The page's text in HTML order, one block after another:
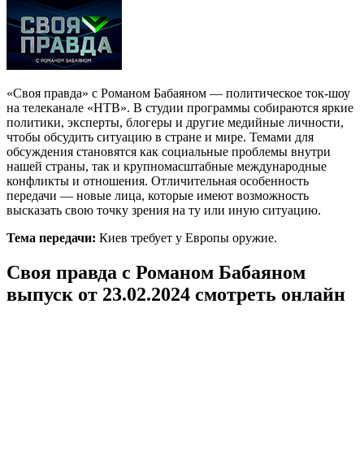
«Своя правда» с Романом Бабаяном — политическое ток-шоу
на телеканале «НТВ». В студии программы собираются яркие
политики, эксперты, блогеры и другие медийные личности,
чтобы обсудить ситуацию в стране и мире. Темами для
обсуждения становятся как социальные проблемы внутри
нашей страны, так и крупномасштабные международные
конфликты и отношения. Отличительная особенность
передачи — новые лица, которые имеют возможность
высказать свою точку зрения на ту или иную ситуацию.
Тема передачи: Киев требует у Европы оружие.
Своя правда с Романом Бабаяном
выпуск от 23.02.2024 смотреть онлайн